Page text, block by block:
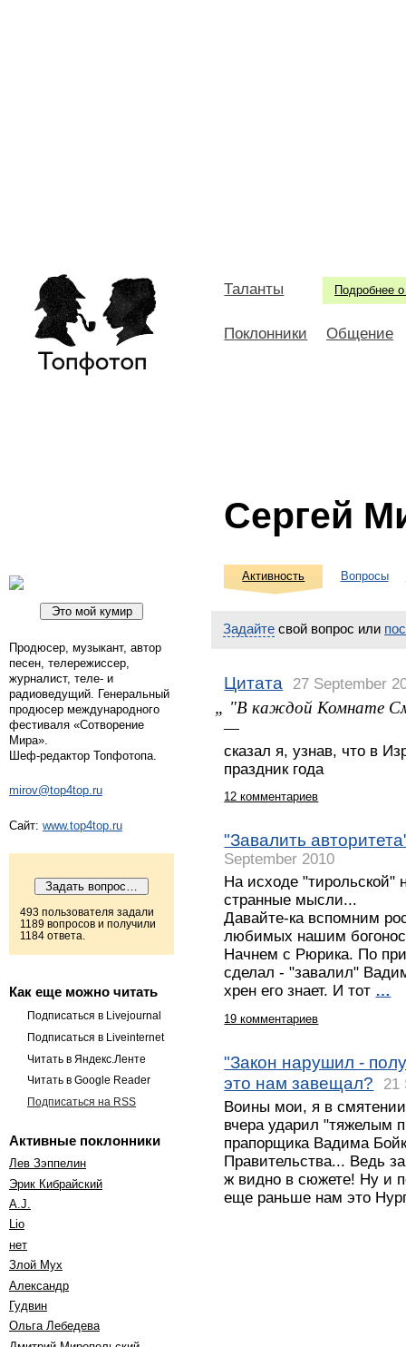
Подробнее о
Таланты
Поклонники Общение
Сергей
Продюсер, музыкант, автор
песен, телережиссер,
журналист, теле- и
радиоведущий. Генеральный
продюсер международного
фестиваля «Сотворение
Мира».
Шеф-редактор Топфотопа.
mirov@top4top.ru
Сайт: www.top4top.ru
493 пользователя задали
1189 вопросов и получили
1184 ответа.
Как еще можно читать
Подписаться в Livejournal
Подписаться в Liveinternet
Читать в Яндекс.Ленте
Читать в Google Reader
Подписаться на RSS
Активные поклонники
Лев Зэппелин
Эрик Кибрайский
A.J.
Lio
нет
Злой Мух
Александр
Гудвин
Ольга Лебедева
Активность Вопросы
Задайте свой вопрос или
Цитата 27 September
„ "В каждой Комнате
—
сказал я, узнав, что в
праздник года
12 комментариев
"Завалить
September 2010
На исходе "тирольской"
странные мысли...
Давайте-ка вспомним
любимых нашим
Начнем с Рюрика. По
сделал - "завалил"
хрен его знает. И тот …
19 комментариев
"Закон нарушил -
это нам завещал?
21
Воины мои, я в
вчера ударил "тяжелым
прапорщика Вадима
Правительства... Ведь
ж видно в сюжете! Ну и
еще раньше нам это